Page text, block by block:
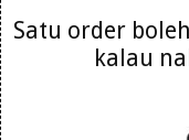
Satu order
kalau